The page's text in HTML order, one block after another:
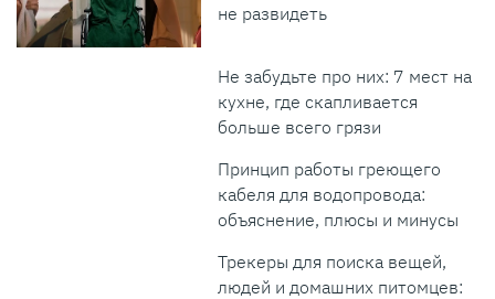
не развидеть
Не забудьте про них: 7 мест на
кухне, где скапливается
больше всего грязи
Принцип работы греющего
кабеля для водопровода:
объяснение, плюсы и минусы
Трекеры для поиска вещей,
людей и домашних питомцев: